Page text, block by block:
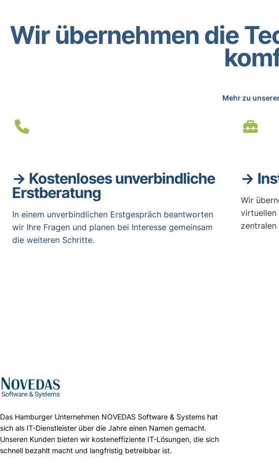
Wir übernehmen die
Mehr zu
→ Kostenloses unverbindliche
Erstberatung
In einem unverbindlichen Erstgespräch beantworten
wir Ihre Fragen und planen bei Interesse gemeinsam
die weiteren Schritte.
→
Wir
virtuellen
zentralen
Das Hamburger Unternehmen NOVEDAS Software & Systems hat
sich als IT-Dienstleister über die Jahre einen Namen gemacht.
Unseren Kunden bieten wir kosteneffiziente IT-Lösungen, die sich
schnell bezahlt macht und langfristig betreibbar ist.